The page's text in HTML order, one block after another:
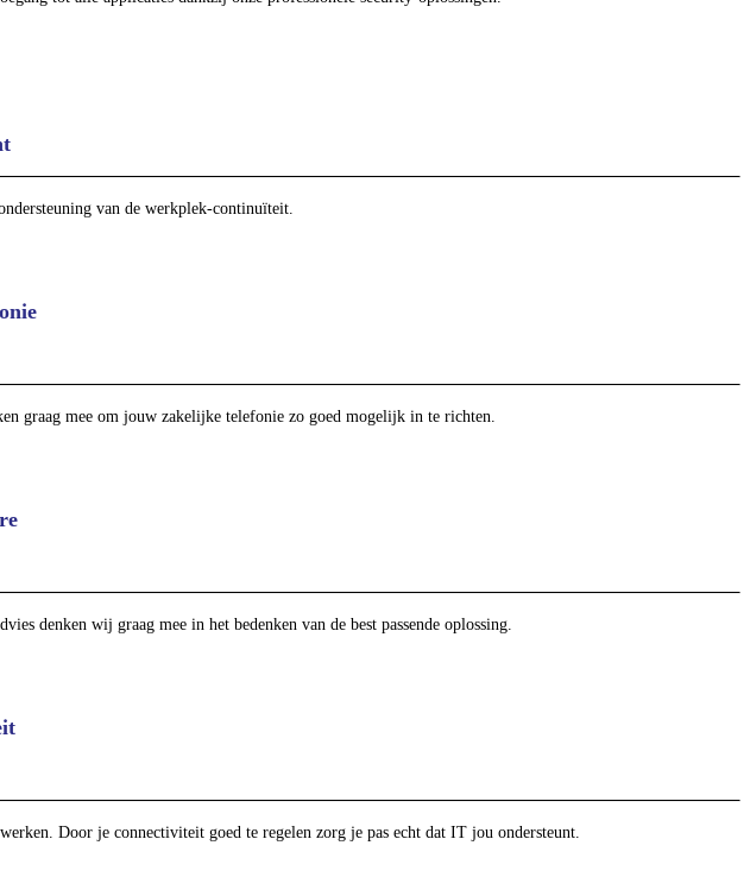
van de werkplek-continuïteit.
graag mee om jouw zakelijke telefonie zo goed mogelijk in te richten.
denken wij graag mee in het bedenken van de best passende oplossing.
Door je connectiviteit goed te regelen zorg je pas echt dat IT jou ondersteunt.